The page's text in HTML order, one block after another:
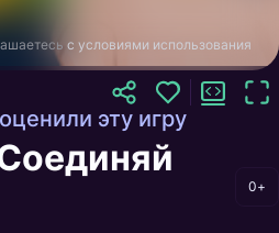
с условиями использования
эту игру
0+